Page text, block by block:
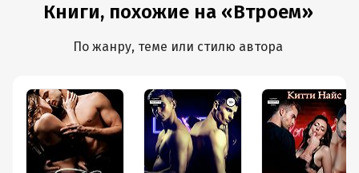
Книги, похожие на «Втроем»
По жанру, теме или стилю автора